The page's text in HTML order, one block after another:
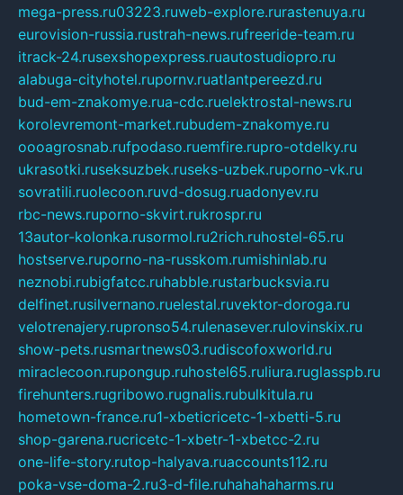
mega-press.ru03223.ruweb-explore.rurastenuya.ru
eurovision-russia.rustrah-news.rufreeride-team.ru
itrack-24.rusexshopexpress.ruautostudiopro.ru
alabuga-cityhotel.rupornv.ruatlantpereezd.ru
bud-em-znakomye.rua-cdc.ruelektrostal-news.ru
korolevremont-market.rubudem-znakomye.ru
oooagrosnab.rufpodaso.ruemfire.rupro-otdelky.ru
ukrasotki.ruseksuzbek.ruseks-uzbek.ruporno-vk.ru
sovratili.ruolecoon.ruvd-dosug.ruadonyev.ru
rbc-news.ruporno-skvirt.rukrospr.ru
13autor-kolonka.rusormol.ru2rich.ruhostel-65.ru
hostserve.ruporno-na-russkom.rumishinlab.ru
neznobi.rubigfatcc.ruhabble.rustarbucksvia.ru
delfinet.rusilvernano.ruelestal.ruvektor-doroga.ru
velotrenajery.rupronso54.rulenasever.rulovinskix.ru
show-pets.rusmartnews03.rudiscofoxworld.ru
miraclecoon.rupongup.ruhostel65.ruliura.ruglasspb.ru
firehunters.rugribowo.rugnalis.rubulkitula.ru
hometown-france.ru1-xbeticricetc-1-xbetti-5.ru
shop-garena.rucricetc-1-xbetr-1-xbetcc-2.ru
one-life-story.rutop-halyava.ruaccounts112.ru
poka-vse-doma-2.ru3-d-file.ruhahahaharms.ru